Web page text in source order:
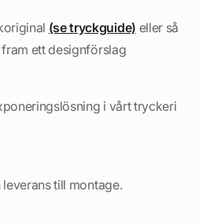
(se tryckguide) eller så
ett designförslag
i vårt tryckeri
till montage.